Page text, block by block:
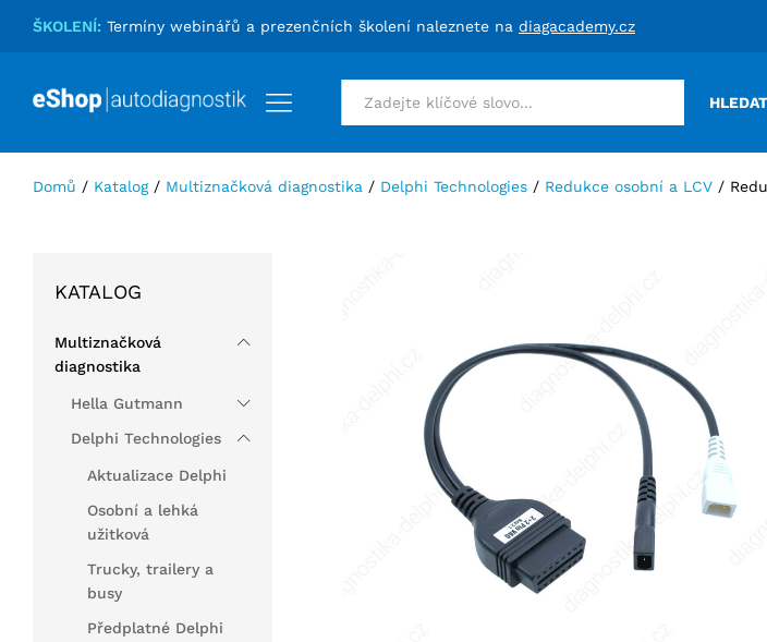
ŠKOLENÍ: Termíny webinářů a prezenčních školení naleznete na diagacademy.cz
Vše HLEDAT
Domů / Katalog / Multiznačková diagnostika / Delphi Technologies / Redukce osobní a LCV /
KATALOG
Multiznačková
diagnostika
Hella Gutmann
Delphi Technologies
Aktualizace Delphi
Osobní a lehká
užitková
Trucky, trailery a
busy
Předplatné Delphi
Podrobnosti Hodnocení (0)